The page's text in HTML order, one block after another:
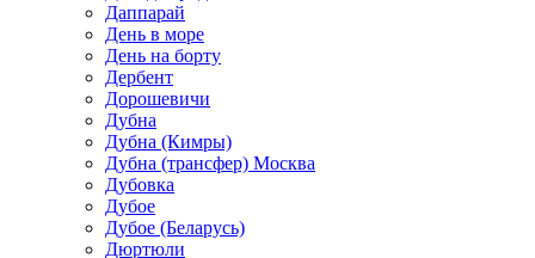
Даппарай
День в море
День на борту
Дербент
Дорошевичи
Дубна
Дубна (Кимры)
Дубна (трансфер) Москва
Дубовка
Дубое
Дубое (Беларусь)
Дюртюли